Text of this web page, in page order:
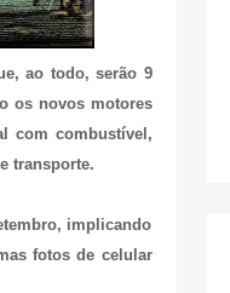
ao todo, serão 9
os novos motores
com combustível,
transporte.
implicando
fotos de celular